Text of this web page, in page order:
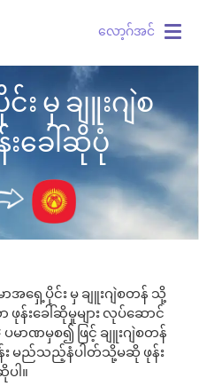
လော့ဂ်အင်
မှ ချူးဂျဲစ
ခေါ်ဆိုပုံ
အရှေ့ပိုင်း မှ ချူးဂျဲစတန် သို့
န်းခေါ်ဆိုမှုများ လုပ်ဆောင်
ပမာဏမှစ၍ ဖြင့် ချူးဂျဲစတန်
း မည်သည့်နံပါတ်သို့မဆို ဖုန်း
ပါ။